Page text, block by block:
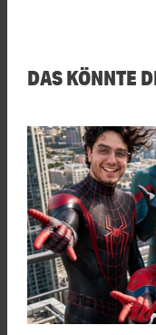
DAS KÖNNTE